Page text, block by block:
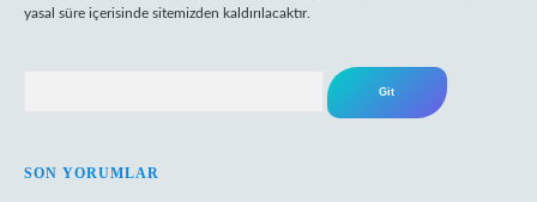
yasal süre içerisinde sitemizden kaldırılacaktır.
SON YORUMLAR